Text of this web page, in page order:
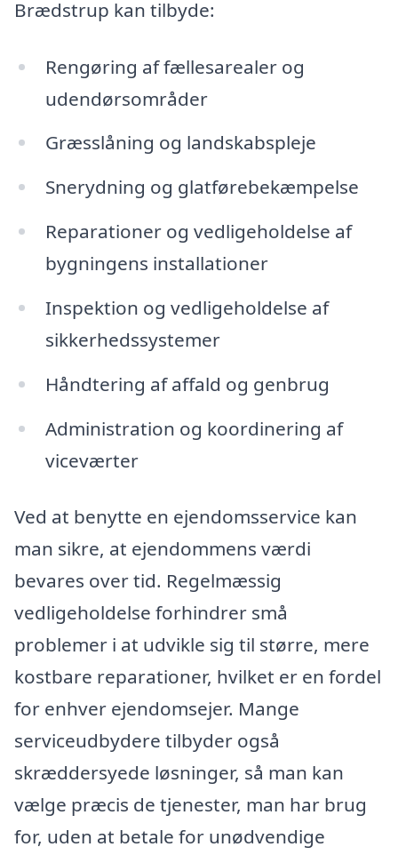
Brædstrup kan tilbyde:
Rengøring af fællesarealer og
udendørsområder
Græsslåning og landskabspleje
Snerydning og glatførebekæmpelse
Reparationer og vedligeholdelse af
bygningens installationer
Inspektion og vedligeholdelse af
sikkerhedssystemer
Håndtering af affald og genbrug
Administration og koordinering af
viceværter
Ved at benytte en ejendomsservice kan
man sikre, at ejendommens værdi
bevares over tid. Regelmæssig
vedligeholdelse forhindrer små
problemer i at udvikle sig til større, mere
kostbare reparationer, hvilket er en fordel
for enhver ejendomsejer. Mange
serviceudbydere tilbyder også
skræddersyede løsninger, så man kan
vælge præcis de tjenester, man har brug
for, uden at betale for unødvendige